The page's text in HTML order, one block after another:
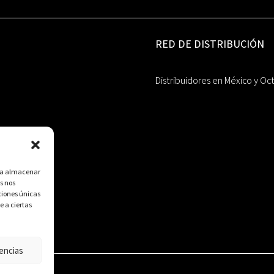
almacenar
nos
únicas
a ciertas
RED DE DISTRIBUCIÓN
Distribuidores en México y